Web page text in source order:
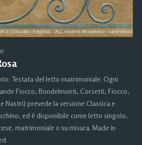
0
Testata del letto matrimoniale. Ogni
Fiocco, Bondelmonti, Corsetti, Fiocco,
Nastri) prevede la versione Classica e
ed è disponibile come letto singolo,
matrimoniale o su misura. Made in